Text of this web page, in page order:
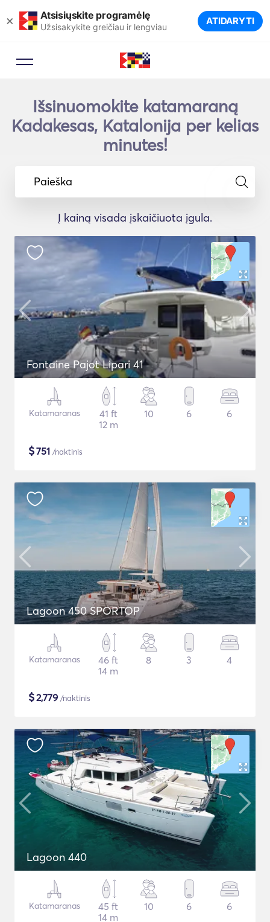
× Atsisiųskite programėlę
Užsisakykite greičiau ir lengviau ATIDARYTI
Išsinuomokite katamaraną
Kadakesas, Katalonija per kelias
minutes!
Paieška
Į kainą visada įskaičiuota įgula.
Fontaine Pajot Lipari 41
Katamaranas
41 ft
12 m
10 6 6
$751 /naktinis
Lagoon 450 SPORTOP
Katamaranas
46 ft
14 m
8 3 4
$2,779 /naktinis
Lagoon 440
Katamaranas
45 ft
14 m
10 6 6